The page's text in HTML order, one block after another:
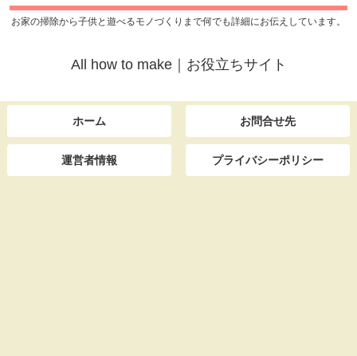
お家の掃除から子供と遊べるモノづくりまで何でも詳細にお伝えしています。
All how to make｜お役立ちサイト
ホーム お問合せ先
運営者情報 プライバシーポリシー